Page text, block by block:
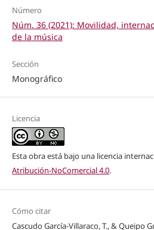
Número
Núm. 36 (2021): Movilidad,
de la música
Sección
Monográfico
Licencia
Esta obra está bajo una licencia
Atribución-NoComercial 4.0.
Cómo citar
Cascudo García-Villaraco, T., & Queipo